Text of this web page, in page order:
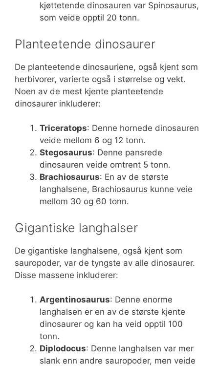
kjøttetende dinosauren var Spinosaurus,
som veide opptil 20 tonn.
Planteetende dinosaurer
De planteetende dinosauriene, også kjent som
herbivorer, varierte også i størrelse og vekt.
Noen av de mest kjente planteetende
dinosaurer inkluderer:
Triceratops: Denne hornede dinosauren
veide mellom 6 og 12 tonn.
Stegosaurus: Denne pansrede
dinosauren veide omtrent 5 tonn.
Brachiosaurus: En av de største
langhalsene, Brachiosaurus kunne veie
mellom 30 og 60 tonn.
Gigantiske langhalser
De gigantiske langhalsene, også kjent som
sauropoder, var de tyngste av alle dinosaurer.
Disse massene inkluderer:
Argentinosaurus: Denne enorme
langhalsen er en av de største kjente
dinosaurer og kan ha veid opptil 100
tonn.
Diplodocus: Denne langhalsen var mer
slank enn andre sauropoder, men veide